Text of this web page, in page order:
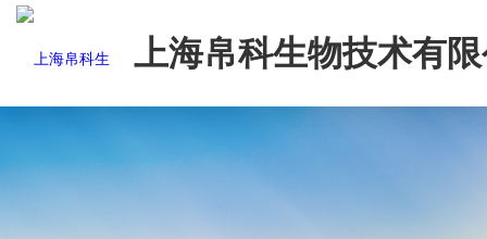
上海帛科生物技术有